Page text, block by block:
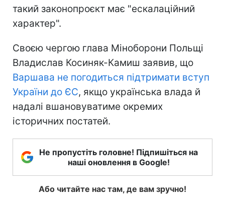
такий законопроєкт має "ескалаційний
характер".
Своєю чергою глава Міноборони Польщі
Владислав Косиняк-Камиш заявив, що
Варшава не погодиться підтримати вступ
України до ЄС, якщо українська влада й
надалі вшановуватиме окремих
історичних постатей.
Не пропустіть головне! Підпишіться на
наші оновлення в Google!
Або читайте нас там, де вам зручно!